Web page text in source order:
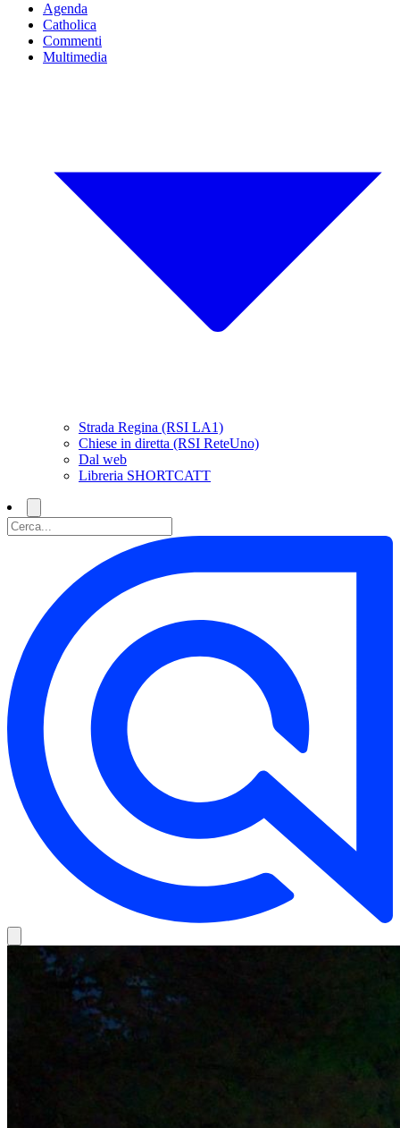
Agenda
Catholica
Commenti
Multimedia
Strada Regina (RSI LA1)
Chiese in diretta (RSI ReteUno)
Dal web
Libreria SHORTCATT